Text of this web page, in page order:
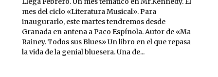
mes del ciclo «Literatura Musical». Para
inaugurarlo, este martes tendremos desde
Granada en antena a Paco Espínola. Autor de «Ma
Rainey. Todos sus Blues» Un libro en el que repasa
la vida de la genial bluesera. Una de...